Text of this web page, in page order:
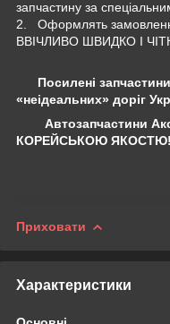
запчастину за
2. Оформлять
ВВІЧЛИВО ШВИДКО І
Посилені
«неідеальних» доріг
Автозапчастини
КОРЕЙСЬКОЮ ЯКОСТЮ!
Приховати
Характеристики